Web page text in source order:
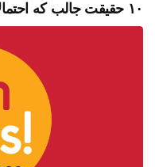
۱۰ حقیقت جالب که احتمالا نمی‌دانستید! – بخش سوم